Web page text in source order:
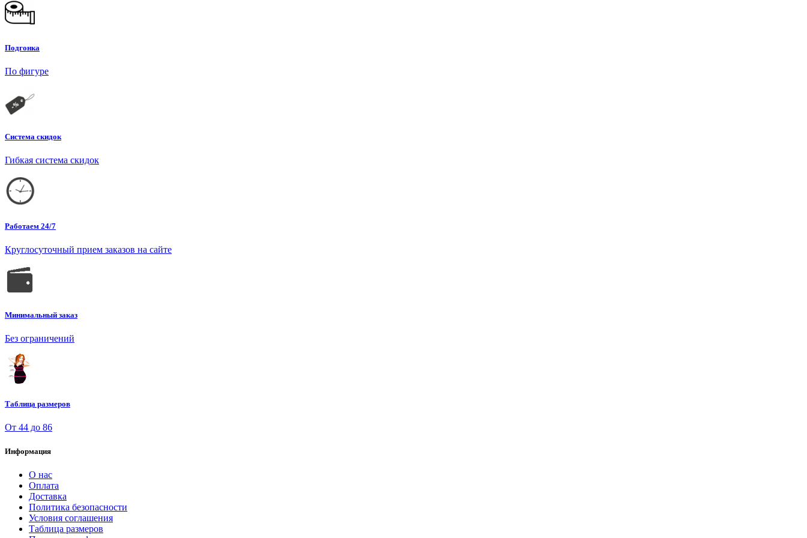
Подгонка
По фигуре
Система скидок
Гибкая система скидок
Работаем 24/7
Круглосуточный прием заказов на сайте
Минимальный заказ
Без ограничений
Таблица размеров
От 44 до 86
Информация
О нас
Оплата
Доставка
Политика безопасности
Условия соглашения
Таблица размеров